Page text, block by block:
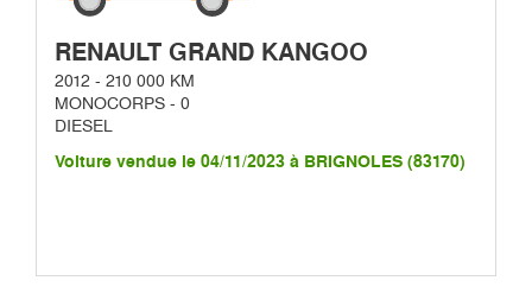
RENAULT GRAND KANGOO
2012 - 210 000 KM
MONOCORPS - 0
DIESEL
Voiture vendue le 04/11/2023 à BRIGNOLES (83170)